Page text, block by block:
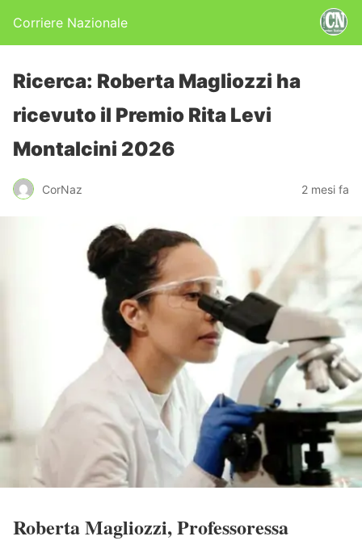
Corriere Nazionale
Ricerca: Roberta Magliozzi ha
ricevuto il Premio Rita Levi
Montalcini 2026
CorNaz 2 mesi fa
Roberta Magliozzi, Professoressa